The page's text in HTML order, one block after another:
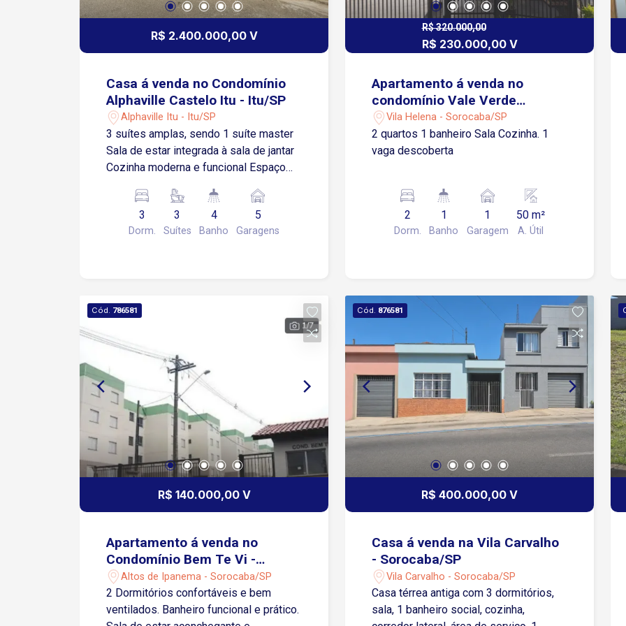
para toda a família Ideal para quem
excelente infraestrutura de lazer,
vias da cidade. Agende sua visita e
venha conhecer esta incrível
residência!
R$ 2.400.000,00 V
Casa á venda no Condomínio
Alphaville Castelo Itu - Itu/SP
Alphaville Itu - Itu/SP
3 suítes amplas, sendo 1 suíte master
Sala de estar integrada à sala de jantar
Cozinha moderna e funcional Espaço
família Piscina com borda infinita e
vista incrível para a mata Garagem para
até 5 carros
3
Dorm.
3
Suítes
4
Banho
5
Garagens
R$ 320.000,00
R$ 230.000,00 V
Apartamento á venda no
condomínio Vale Verde
Ipanema - Sorocaba/SP
Vila Helena - Sorocaba/SP
2 quartos 1 banheiro Sala Cozinha. 1
vaga descoberta
2
Dorm.
1
Banho
1
Garagem
50 m²
A. Útil
Cód. 786581
R$ 140.000,00 V
Apartamento á venda no
Condomínio Bem Te Vi -
Sorocaba/SP
Altos de Ipanema - Sorocaba/SP
2 Dormitórios confortáveis e bem
ventilados. Banheiro funcional e prático.
Cód. 876581
R$ 400.000,00 V
Casa á venda na Vila Carvalho
- Sorocaba/SP
Vila Carvalho - Sorocaba/SP
Casa térrea antiga com 3 dormitórios,
sala, 1 banheiro social, cozinha,